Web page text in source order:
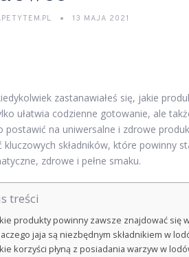
13 MAJA 2021
zastanawiałeś się, jakie
ułatwia codzienne gotowanie, ale
postawić na uniwersalne i zdrowe
kluczowych składników, które powinny
zdrowe i pełne smaku.
treści
produkty powinny zawsze znajdować się
jaja są niezbędnym składnikiem w
korzyści płyną z posiadania warzyw w